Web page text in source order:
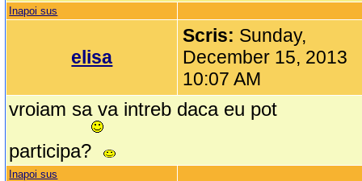
Inapoi sus
elisa
Scris: Sunday,
December 15, 2013
10:07 AM
vroiam sa va intreb daca eu pot
participa?
Inapoi sus